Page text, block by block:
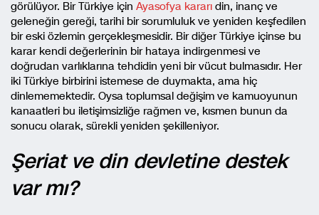
görülüyor. Bir Türkiye için Ayasofya kararı din, inanç ve
geleneğin gereği, tarihi bir sorumluluk ve yeniden keşfedilen
bir eski özlemin gerçekleşmesidir. Bir diğer Türkiye içinse bu
karar kendi değerlerinin bir hataya indirgenmesi ve
doğrudan varlıklarına tehdidin yeni bir vücut bulmasıdır. Her
iki Türkiye birbirini istemese de duymakta, ama hiç
dinlememektedir. Oysa toplumsal değişim ve kamuoyunun
kanaatleri bu iletişimsizliğe rağmen ve, kısmen bunun da
sonucu olarak, sürekli yeniden şekilleniyor.
Şeriat ve din devletine destek
var mı?